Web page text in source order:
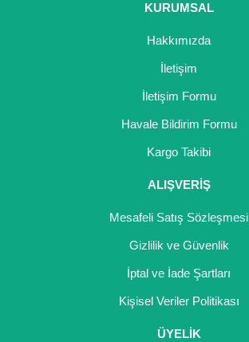
KURUMSAL
Hakkımızda
İletişim
İletişim Formu
Havale Bildirim Formu
Kargo Takibi
ALIŞVERİŞ
Mesafeli Satış Sözleşmesi
Gizlilik ve Güvenlik
İptal ve İade Şartları
Kişisel Veriler Politikası
ÜYELİK